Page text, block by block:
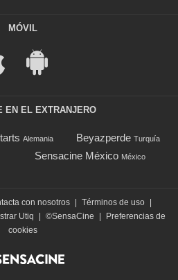
MÓVIL
EN EL EXTRANJERO
Alemania Beyazperde Turquía
Sensacine México México
con nosotros Términos de uso
Utiq ©SensaCine
Preferencias de
cookies